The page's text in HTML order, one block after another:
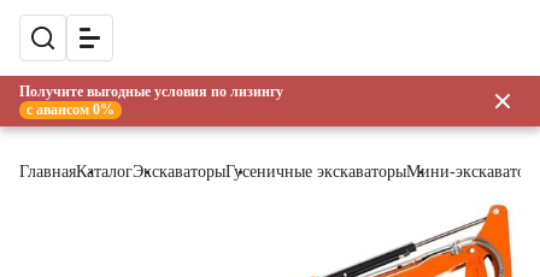
Получите выгодные условия по лизингу
с авансом 0%
ГлавнаяКаталогЭкскаваторыГусеничные экскаваторыМини-